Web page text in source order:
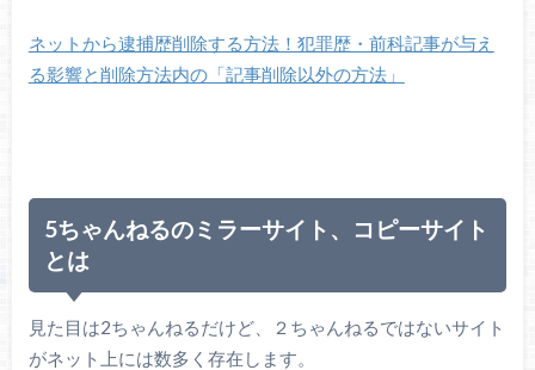
ネットから逮捕歴削除する方法！犯罪歴・前科記事が与え
る影響と削除方法内の「記事削除以外の方法」
5ちゃんねるのミラーサイト、コピーサイト
とは
見た目は2ちゃんねるだけど、２ちゃんねるではないサイト
がネット上には数多く存在します。